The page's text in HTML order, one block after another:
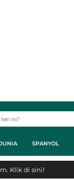
SPANYOL
Klik di sini!